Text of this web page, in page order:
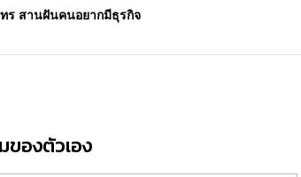
ร สานฝันคนอยากมีธุรกิจ
ของตัวเอง